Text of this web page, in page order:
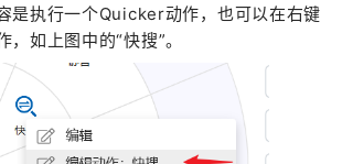
是执行一个Quicker动作，也可以在右键
如上图中的“快搜”。